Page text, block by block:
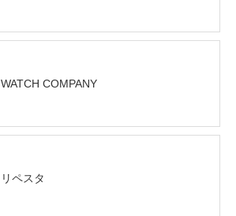
WATCH COMPANY
リペスタ